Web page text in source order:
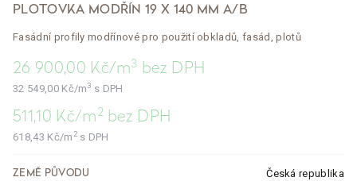
PLOTOVKA MODŘÍN 19 X 140 MM A/B
Fasádní profily modřínové pro použití obkladů, fasád, plotů
26 900,00 Kč/m3 bez DPH
32 549,00 Kč/m3 s DPH
511,10 Kč/m 2 bez DPH
618,43 Kč/m2s DPH
ZEMĚ PŮVODU Česká republika